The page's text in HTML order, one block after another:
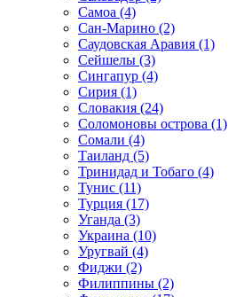
Самоа (4)
Сан-Марино (2)
Саудовская Аравия (1)
Сейшелы (3)
Сингапур (4)
Сирия (1)
Словакия (24)
Соломоновы острова (1)
Сомали (4)
Таиланд (5)
Тринидад и Тобаго (4)
Тунис (11)
Турция (17)
Уганда (3)
Украина (10)
Уругвай (4)
Фиджи (2)
Филиппины (2)